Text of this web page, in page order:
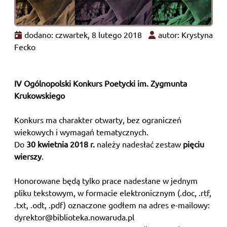
dodano: czwartek, 8 lutego 2018
autor: Krystyna
Fecko
IV Ogólnopolski Konkurs Poetycki im. Zygmunta
Krukowskiego
Konkurs ma charakter otwarty, bez ograniczeń
wiekowych i wymagań tematycznych.
Do 30 kwietnia 2018 r. należy nadesłać zestaw pięciu
wierszy.
Honorowane będą tylko prace nadesłane w jednym
pliku tekstowym, w formacie elektronicznym (.doc, .rtf,
.txt, .odt, .pdf) oznaczone godłem na adres e-mailowy:
dyrektor@biblioteka.nowaruda.pl